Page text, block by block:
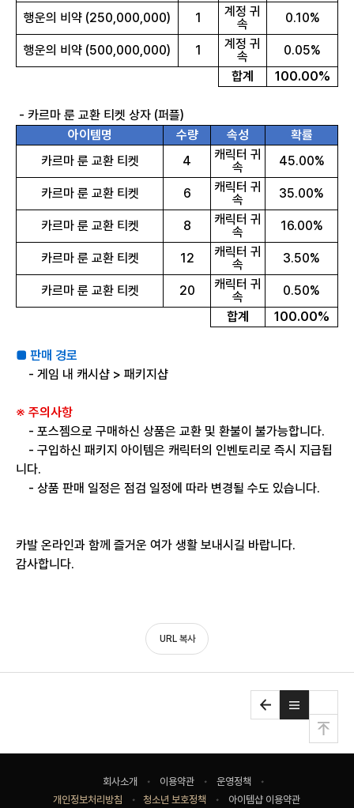
행운의 비약 (250,000,000) 1
계정 귀
속
0.10%
행운의 비약 (500,000,000) 1
계정 귀
속
0.05%
합계
100.00%
- 카르마 룬 교환 티켓 상자 (퍼플)
아이템명
수량 속성
확률
카르마 룬 교환 티켓
4
캐릭터 귀
속
45.00%
카르마 룬 교환 티켓 6
캐릭터 귀
속
35.00%
카르마 룬 교환 티켓 8
캐릭터 귀
속
16.00%
카르마 룬 교환 티켓 12
캐릭터 귀
속
3.50%
카르마 룬 교환 티켓 20
캐릭터 귀
속
0.50%
합계
100.00%
■ 판매 경로
- 게임 내 캐시샵 > 패키지샵
※ 주의사항
- 포스젬으로 구매하신 상품은 교환 및 환불이 불가능합니다.
- 구입하신 패키지 아이템은 캐릭터의 인벤토리로 즉시 지급됩
니다.
- 상품 판매 일정은 점검 일정에 따라 변경될 수도 있습니다.
카발 온라인과 함께 즐거운 여가 생활 보내시길 바랍니다.
감사합니다.
URL 복사
맨
위
로
회사소개 이용약관
운영정책
개인정보처리방침
청소년 보호정책 아이템샵 이용약관